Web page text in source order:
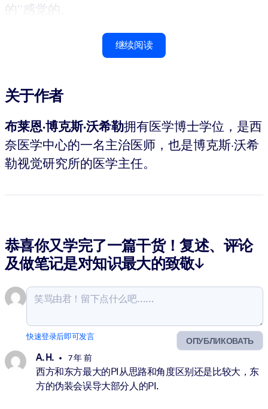
的”感觉的。
继续阅读
关于作者
布莱恩·博克斯·沃希勒拥有医学博士学位，是西
奈医学中心的一名主治医师，也是博克斯·沃希
勒视觉研究所的医学主任。
恭喜你又学完了一篇干货！复述、评论
及做笔记是对知识最大的致敬↓
ОПУБЛИКОВАТЬ
快速登录后即可发言
A. H. 7 年 前
西方和东方最大的PI从思路和角度区别还是比较大，东
方的伪装会误导大部分人的PI.